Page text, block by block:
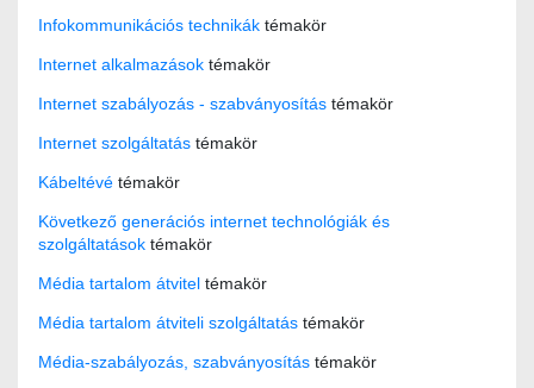
Infokommunikációs technikák témakör
Internet alkalmazások témakör
Internet szabályozás - szabványosítás témakör
Internet szolgáltatás témakör
Kábeltévé témakör
Következő generációs internet technológiák és
szolgáltatások témakör
Média tartalom átvitel témakör
Média tartalom átviteli szolgáltatás témakör
Média-szabályozás, szabványosítás témakör